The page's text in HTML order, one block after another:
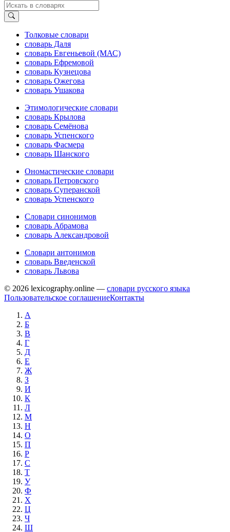
Толковые словари
словарь Даля
словарь Евгеньевой (МАС)
словарь Ефремовой
словарь Кузнецова
словарь Ожегова
словарь Ушакова
Этимологические словари
словарь Крылова
словарь Семёнова
словарь Успенского
словарь Фасмера
словарь Шанского
Ономастические словари
словарь Петровского
словарь Суперанской
словарь Успенского
Словари синонимов
словарь Абрамова
словарь Александровой
Словари антонимов
словарь Введенской
словарь Львова
© 2026 lexicography.online — словари русского языка
Пользовательское соглашениеКонтакты
А
Б
В
Г
Д
Е
Ж
З
И
К
Л
М
Н
О
П
Р
С
Т
У
Ф
Х
Ц
Ч
Ш